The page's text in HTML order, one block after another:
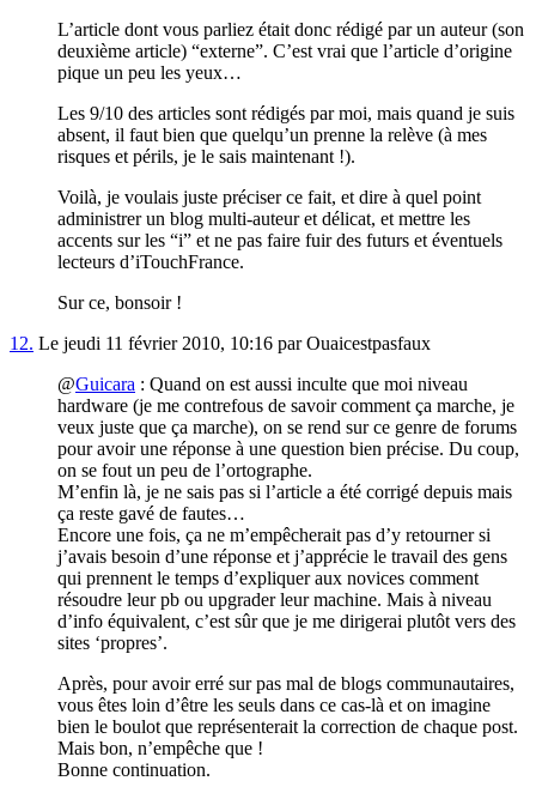
L’article dont vous parliez était donc rédigé par un auteur (son
deuxième article) “externe”. C’est vrai que l’article d’origine
pique un peu les yeux…
Les 9/10 des articles sont rédigés par moi, mais quand je suis
absent, il faut bien que quelqu’un prenne la relève (à mes
risques et périls, je le sais maintenant !).
Voilà, je voulais juste préciser ce fait, et dire à quel point
administrer un blog multi-auteur et délicat, et mettre les
accents sur les “i” et ne pas faire fuir des futurs et éventuels
lecteurs d’iTouchFrance.
Sur ce, bonsoir !
12. Le jeudi 11 février 2010, 10:16 par Ouaicestpasfaux
@Guicara : Quand on est aussi inculte que moi niveau
hardware (je me contrefous de savoir comment ça marche, je
veux juste que ça marche), on se rend sur ce genre de forums
pour avoir une réponse à une question bien précise. Du coup,
on se fout un peu de l’ortographe.
M’enfin là, je ne sais pas si l’article a été corrigé depuis mais
ça reste gavé de fautes…
Encore une fois, ça ne m’empêcherait pas d’y retourner si
j’avais besoin d’une réponse et j’apprécie le travail des gens
qui prennent le temps d’expliquer aux novices comment
résoudre leur pb ou upgrader leur machine. Mais à niveau
d’info équivalent, c’est sûr que je me dirigerai plutôt vers des
sites ‘propres’.
Après, pour avoir erré sur pas mal de blogs communautaires,
vous êtes loin d’être les seuls dans ce cas-là et on imagine
bien le boulot que représenterait la correction de chaque post.
Mais bon, n’empêche que !
Bonne continuation.